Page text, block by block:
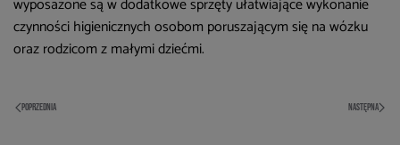
wyposażone są w dodatkowe sprzęty ułatwiające wykonanie
czynności higienicznych osobom poruszającym się na wózku
oraz rodzicom z małymi dziećmi.
POPRZEDNIA NASTĘPNA